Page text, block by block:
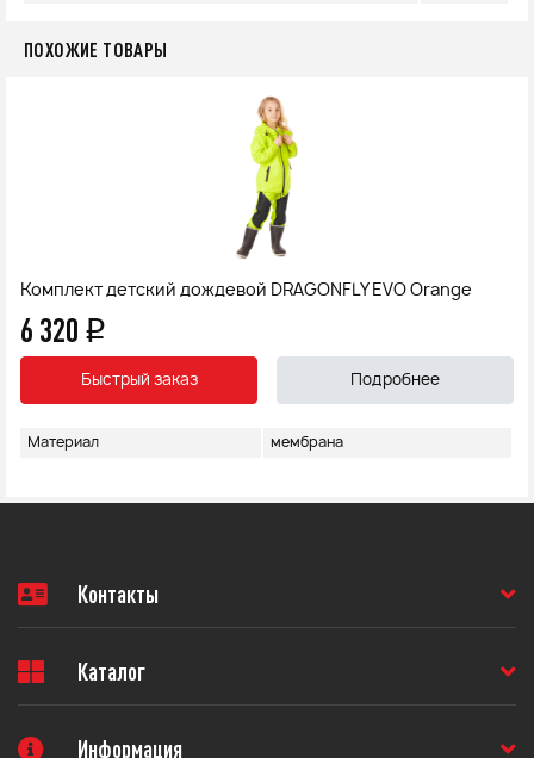
ПОХОЖИЕ ТОВАРЫ
Комплект детский дождевой DRAGONFLY EVO Orange
6 320 q
Быстрый заказ Подробнее
Материал мембрана
Контакты
Каталог
Информация